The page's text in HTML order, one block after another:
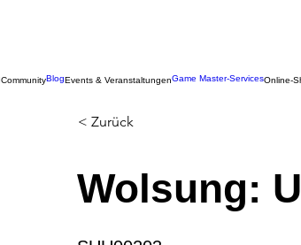
CommunityBlogEvents & VeranstaltungenGame Master-ServicesOnline-
< Zurück
Wolsung: